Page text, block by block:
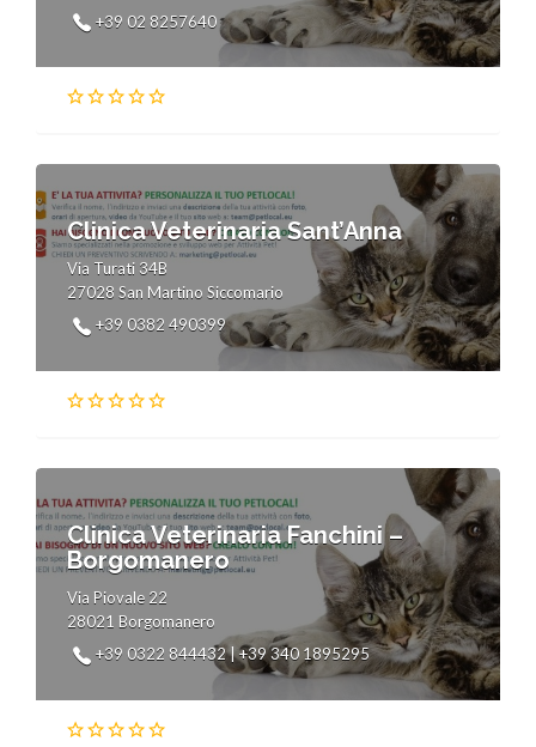
+39 02 8257640
Clinica Veterinaria Sant’Anna
Via Turati 34B
27028 San Martino Siccomario
+39 0382 490399
Clinica Veterinaria Fanchini –
Borgomanero
Via Piovale 22
28021 Borgomanero
+39 0322 844432 | +39 340 1895295